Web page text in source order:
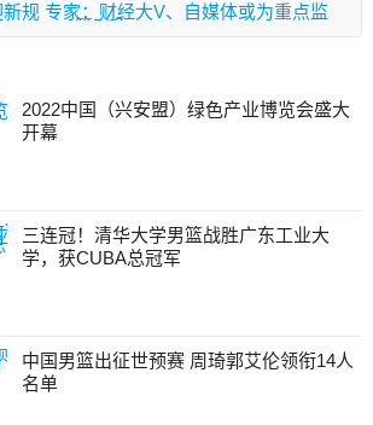
规 专家：财经大V、自媒体或为重点监
管对象
2022中国（兴安盟）绿色产业博览会盛大
开幕
三连冠！清华大学男篮战胜广东工业大
学，获CUBA总冠军
中国男篮出征世预赛 周琦郭艾伦领衔14人
名单